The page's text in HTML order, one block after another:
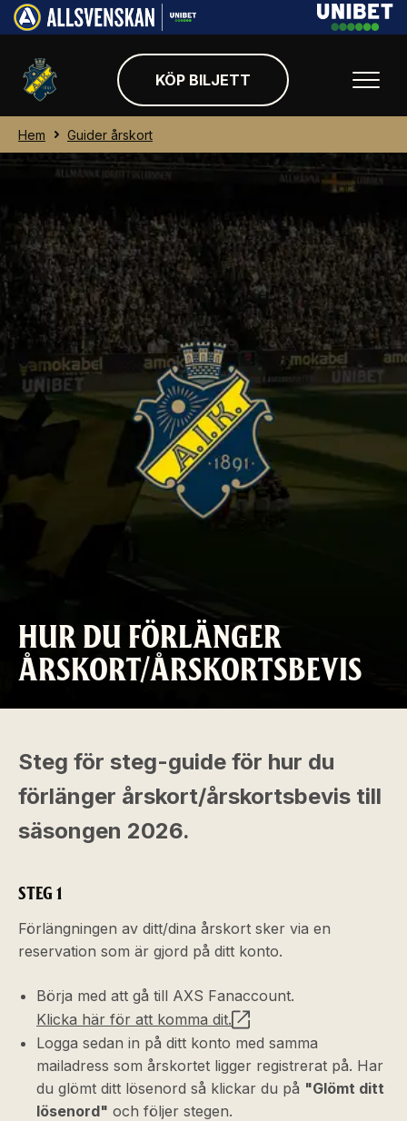
KÖP BILJETT
Hem Guider årskort
HUR DU FÖRLÄNGER
ÅRSKORT/ÅRSKORTSBEVIS
Steg för steg-guide för hur du
förlänger årskort/årskortsbevis till
säsongen 2026.
STEG 1
Förlängningen av ditt/dina årskort sker via en
reservation som är gjord på ditt konto.
Börja med att gå till AXS Fanaccount.
Klicka här för att komma dit.
Logga sedan in på ditt konto med samma
mailadress som årskortet ligger registrerat på. Har
du glömt ditt lösenord så klickar du på "Glömt ditt
lösenord" och följer stegen.